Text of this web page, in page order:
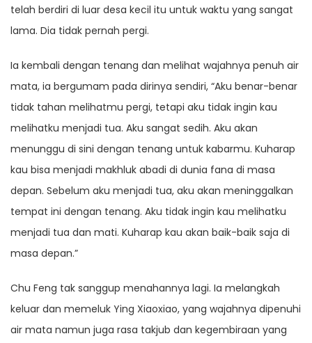
telah berdiri di luar desa kecil itu untuk waktu yang sangat
lama. Dia tidak pernah pergi.
Ia kembali dengan tenang dan melihat wajahnya penuh air
mata, ia bergumam pada dirinya sendiri, “Aku benar-benar
tidak tahan melihatmu pergi, tetapi aku tidak ingin kau
melihatku menjadi tua. Aku sangat sedih. Aku akan
menunggu di sini dengan tenang untuk kabarmu. Kuharap
kau bisa menjadi makhluk abadi di dunia fana di masa
depan. Sebelum aku menjadi tua, aku akan meninggalkan
tempat ini dengan tenang. Aku tidak ingin kau melihatku
menjadi tua dan mati. Kuharap kau akan baik-baik saja di
masa depan.”
Chu Feng tak sanggup menahannya lagi. Ia melangkah
keluar dan memeluk Ying Xiaoxiao, yang wajahnya dipenuhi
air mata namun juga rasa takjub dan kegembiraan yang